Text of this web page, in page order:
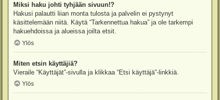
Miksi haku johti tyhjään sivuun!?
Hakusi palautti liian monta tulosta ja palvelin ei pystynyt
käsittelemään niitä. Käytä “Tarkennettua hakua” ja ole tarkempi
hakuehdoissa ja alueissa joilta etsit.
Ylös
Miten etsin käyttäjiä?
Vieraile “Käyttäjät”-sivulla ja klikkaa “Etsi käyttäjä”-linkkiä.
Ylös